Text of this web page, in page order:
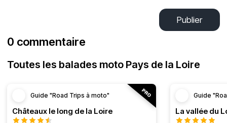
Publier
0 commentaire
Toutes les balades moto Pays de la Loire
Guide "Road Trips à moto"
Châteaux le long de la Loire
Guide
La vallée du